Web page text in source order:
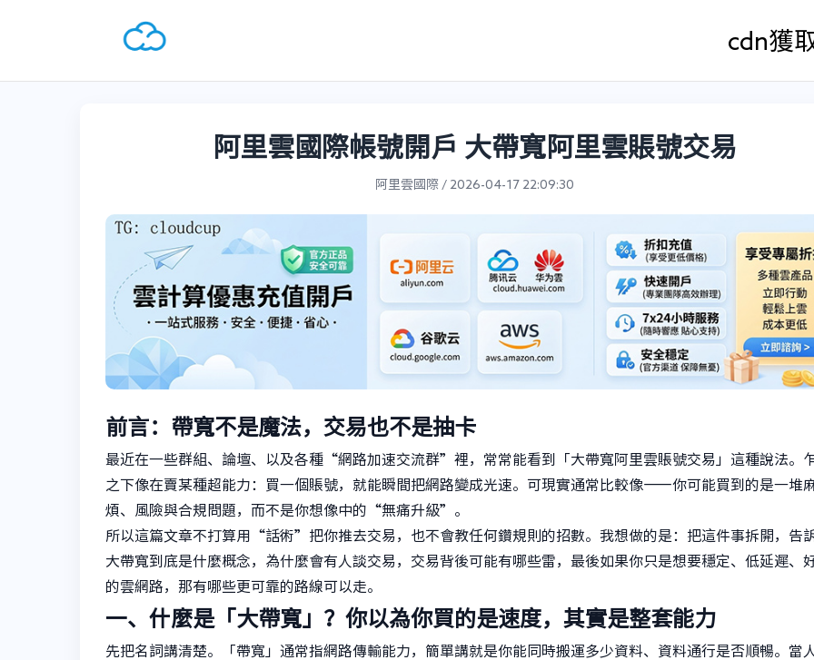
cdn獲
阿里雲國際帳號開戶 大帶寬阿里雲賬號交易
阿里雲國際 / 2026-04-17 22:09:30
前言：帶寬不是魔法，交易也不是抽卡
最近在一些群組、論壇、以及各種“網路加速交流群”裡，常常能看到「大帶寬阿里雲賬號交易」這種說法。
之下像在賣某種超能力：買一個賬號，就能瞬間把網路變成光速。可現實通常比較像——你可能買到的是一堆
煩、風險與合規問題，而不是你想像中的“無痛升級”。
所以這篇文章不打算用“話術”把你推去交易，也不會教任何鑽規則的招數。我想做的是：把這件事拆開，告
大帶寬到底是什麼概念，為什麼會有人談交易，交易背後可能有哪些雷，最後如果你只是想要穩定、低延遲、
的雲網路，那有哪些更可靠的路線可以走。
一、什麼是「大帶寬」？你以為你買的是速度，其實是整套能力
先把名詞講清楚。「帶寬」通常指網路傳輸能力，簡單講就是你能同時搬運多少資料、資料通行是否順暢。當